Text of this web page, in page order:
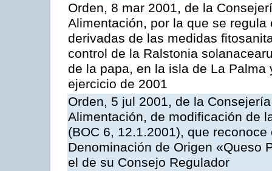
Orden, 8 mar 2001, de la
Alimentación, por la que se
derivadas de las medidas
control de la Ralstonia
de la papa, en la isla de La
ejercicio de 2001
Orden, 5 jul 2001, de la
Alimentación, de modificación de
(BOC 6, 12.1.2001), que
Denominación de Origen «Queso
el de su Consejo Regulador